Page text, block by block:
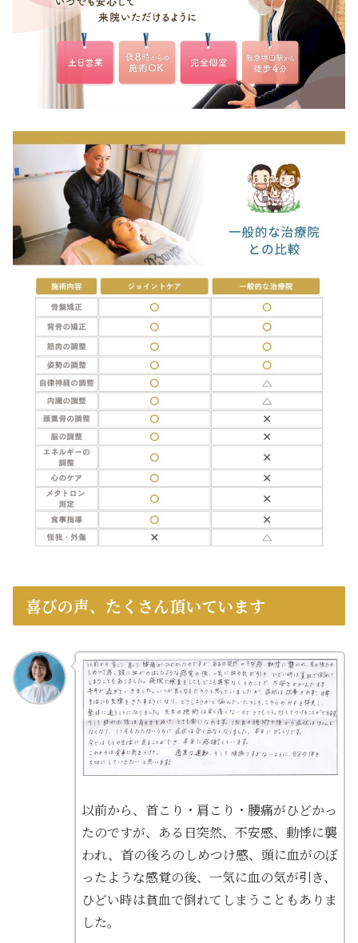
喜びの声、たくさん頂いています
以前から、首こり・肩こり・腰痛がひどかっ
たのですが、ある日突然、不安感、動悸に襲
われ、首の後ろのしめつけ感、頭に血がのぼ
ったような感覚の後、一気に血の気が引き、
ひどい時は貧血で倒れてしまうこともありま
した。